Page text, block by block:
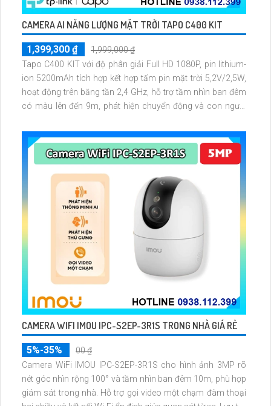
CAMERA AI NĂNG LƯỢNG MẶT TRỜI TAPO C400 KIT
1,399,300 ₫
1,999,000 ₫
Tapo C400 KIT với độ phân giải Full HD 1080P, pin lithium-
ion 5200mAh tích hợp kết hợp tấm pin mặt trời 5,2V/2,5W,
hoạt động trên băng tần 2,4 GHz, hỗ trợ tầm nhìn ban đêm
có màu lên đến 9m, phát hiện chuyển động và con người
512GB
CAMERA WIFI IMOU IPC-S2EP-3R1S TRONG NHÀ GIÁ RẺ
5%-35%
00 ₫
Camera WiFi IMOU IPC-S2EP-3R1S cho hình ảnh 3MP rõ
nét góc nhìn rộng 100° và tầm nhìn ban đêm 10m, phù hợp
giám sát trong nhà. Hỗ trợ gọi video một chạm đàm thoại